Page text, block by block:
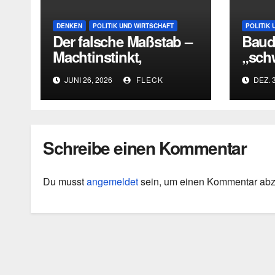
DENKEN POLITIK UND WIRTSCHAFT
Der falsche Maßstab –
Machtinstinkt,
Fehleinschätzung und
die Grenzen
intellektueller
JUNI 26, 2026 FLECK
POLITIK
DEZ.
Schreibe einen Kommentar
Du musstangemeldetsein, um einen Kommentar